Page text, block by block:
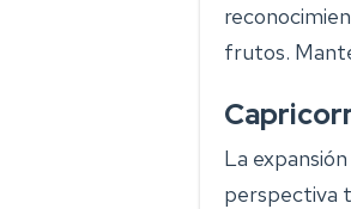
frutos.
La
perspectiva